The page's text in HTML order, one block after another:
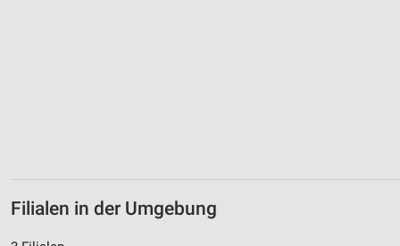
Filialen in der Umgebung
Kombinationen von Daten aus verschiedenen